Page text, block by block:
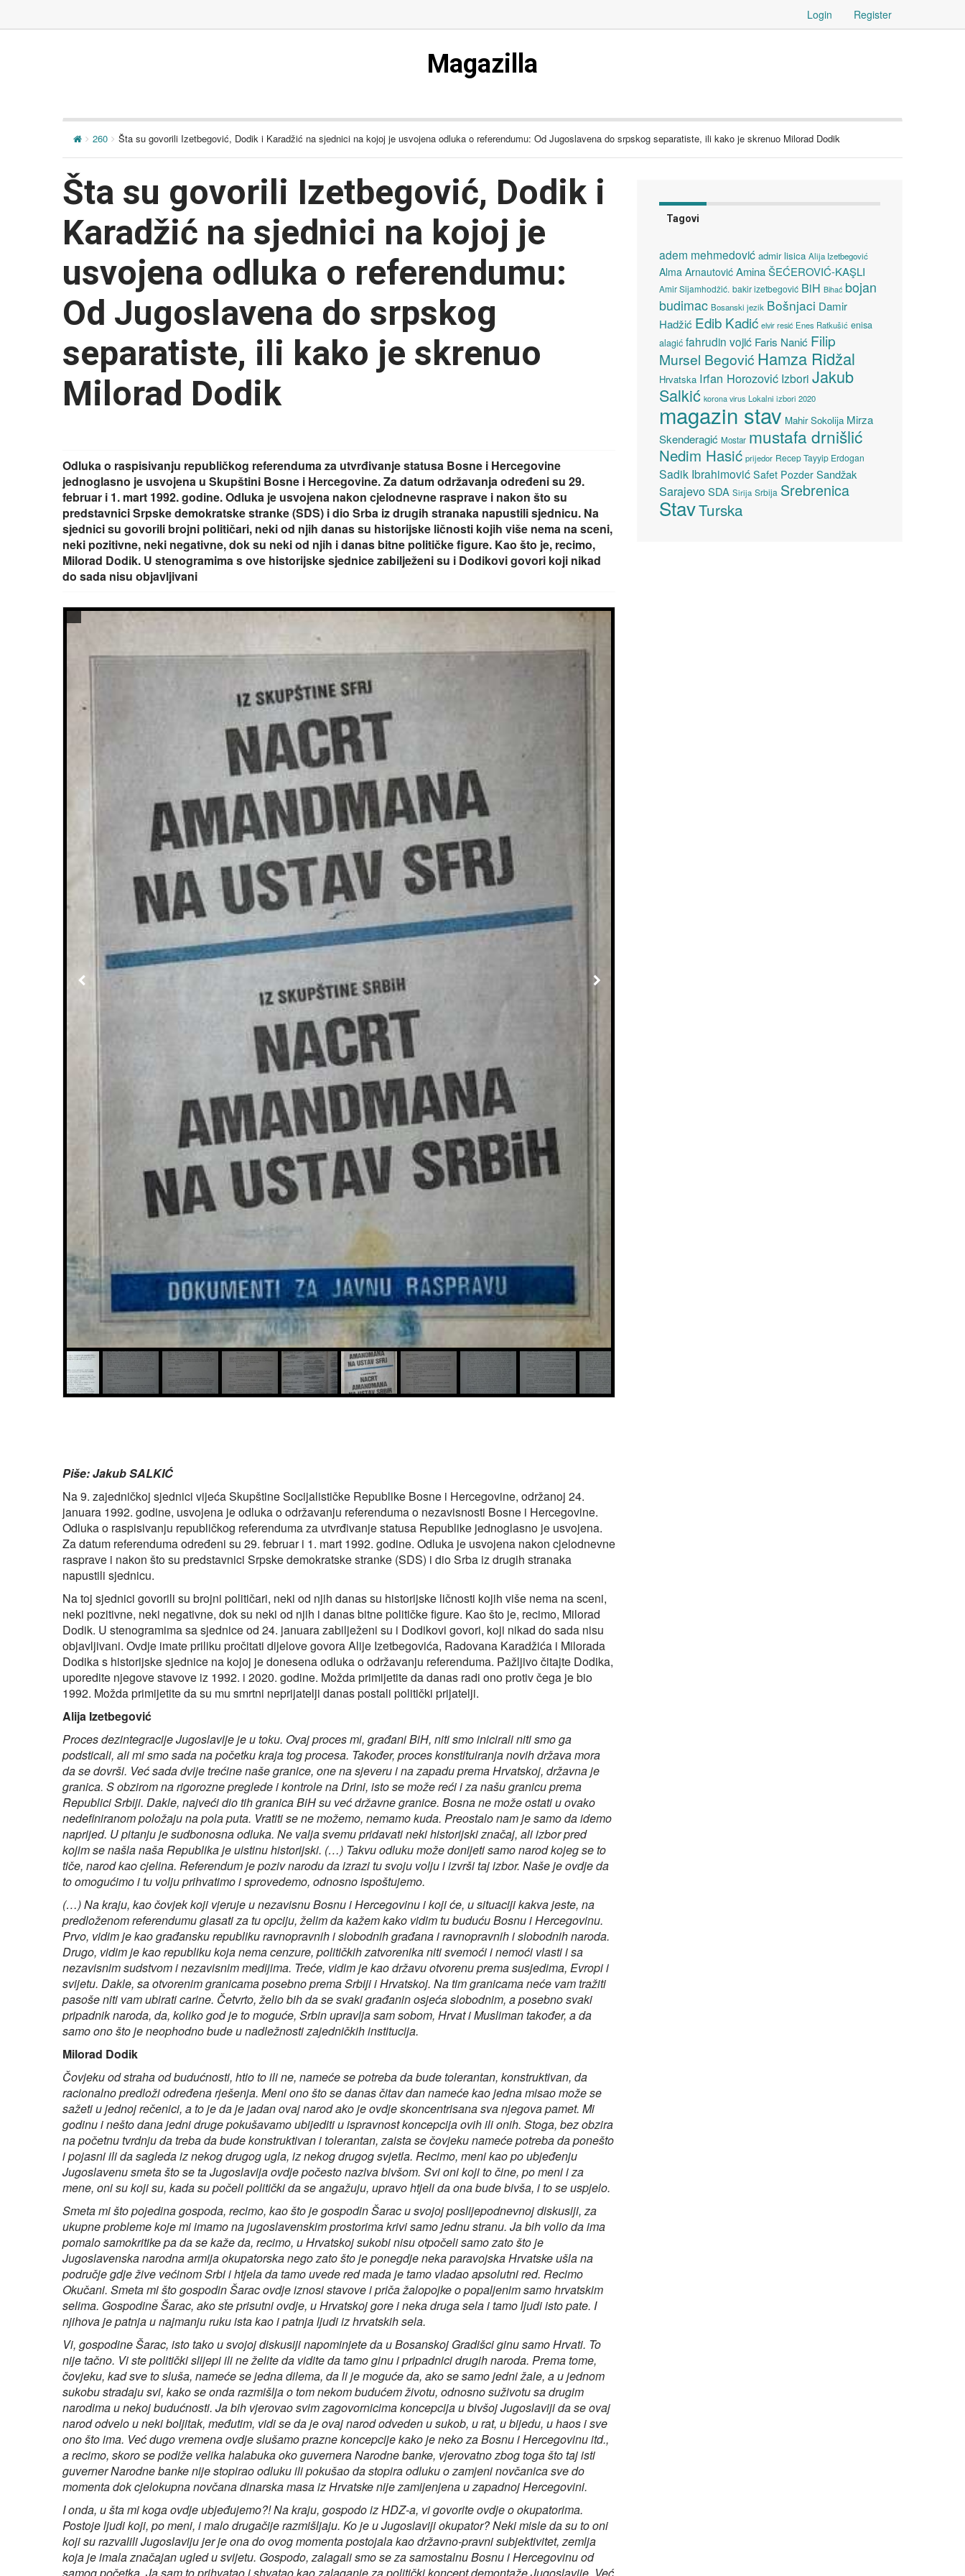
Login Register
Magazilla
260 Šta su govorili Izetbegović, Dodik i Karadžić na sjednici na kojoj je usvojena odluka o referendumu: Od Jugoslavena do srpskog separatiste, ili kako je skrenuo Milorad Dodik
Šta su govorili Izetbegović, Dodik i
Karadžić na sjednici na kojoj je
usvojena odluka o referendumu:
Od Jugoslavena do srpskog
separatiste, ili kako je skrenuo
Milorad Dodik
Odluka o raspisivanju republičkog referenduma za utvrđivanje statusa Bosne i Hercegovine
jednoglasno je usvojena u Skupštini Bosne i Hercegovine. Za datum održavanja određeni su 29.
februar i 1. mart 1992. godine. Odluka je usvojena nakon cjelodnevne rasprave i nakon što su
predstavnici Srpske demokratske stranke (SDS) i dio Srba iz drugih stranaka napustili sjednicu. Na
sjednici su govorili brojni političari, neki od njih danas su historijske ličnosti kojih više nema na sceni,
neki pozitivne, neki negativne, dok su neki od njih i danas bitne političke figure. Kao što je, recimo,
Milorad Dodik. U stenogramima s ove historijske sjednice zabilježeni su i Dodikovi govori koji nikad
do sada nisu objavljivani
Piše: Jakub SALKIĆ
Na 9. zajedničkoj sjednici vijeća Skupštine Socijalističke Republike Bosne i Hercegovine, održanoj 24.
januara 1992. godine, usvojena je odluka o održavanju referenduma o nezavisnosti Bosne i Hercegovine.
Odluka o raspisivanju republičkog referenduma za utvrđivanje statusa Republike jednoglasno je usvojena.
Za datum referenduma određeni su 29. februar i 1. mart 1992. godine. Odluka je usvojena nakon cjelodnevne
rasprave i nakon što su predstavnici Srpske demokratske stranke (SDS) i dio Srba iz drugih stranaka
napustili sjednicu.
Na toj sjednici govorili su brojni političari, neki od njih danas su historijske ličnosti kojih više nema na sceni,
neki pozitivne, neki negativne, dok su neki od njih i danas bitne političke figure. Kao što je, recimo, Milorad
Dodik. U stenogramima sa sjednice od 24. januara zabilježeni su i Dodikovi govori, koji nikad do sada nisu
objavljivani. Ovdje imate priliku pročitati dijelove govora Alije Izetbegovića, Radovana Karadžića i Milorada
Dodika s historijske sjednice na kojoj je donesena odluka o održavanju referenduma. Pažljivo čitajte Dodika,
uporedite njegove stavove iz 1992. i 2020. godine. Možda primijetite da danas radi ono protiv čega je bio
1992. Možda primijetite da su mu smrtni neprijatelji danas postali politički prijatelji.
Alija Izetbegović
Proces dezintegracije Jugoslavije je u toku. Ovaj proces mi, građani BiH, niti smo inicirali niti smo ga
podsticali, ali mi smo sada na početku kraja tog procesa. Također, proces konstituiranja novih država mora
da se dovrši. Već sada dvije trećine naše granice, one na sjeveru i na zapadu prema Hrvatskoj, državna je
granica. S obzirom na rigorozne preglede i kontrole na Drini, isto se može reći i za našu granicu prema
Republici Srbiji. Dakle, najveći dio tih granica BiH su već državne granice. Bosna ne može ostati u ovako
nedefiniranom položaju na pola puta. Vratiti se ne možemo, nemamo kuda. Preostalo nam je samo da idemo
naprijed. U pitanju je sudbonosna odluka. Ne valja svemu pridavati neki historijski značaj, ali izbor pred
kojim se našla naša Republika je uistinu historijski. (…) Takvu odluku može donijeti samo narod kojeg se to
tiče, narod kao cjelina. Referendum je poziv narodu da izrazi tu svoju volju i izvrši taj izbor. Naše je ovdje da
to omogućimo i tu volju prihvatimo i sprovedemo, odnosno ispoštujemo.
(…) Na kraju, kao čovjek koji vjeruje u nezavisnu Bosnu i Hercegovinu i koji će, u situaciji kakva jeste, na
predloženom referendumu glasati za tu opciju, želim da kažem kako vidim tu buduću Bosnu i Hercegovinu.
Prvo, vidim je kao građansku republiku ravnopravnih i slobodnih građana i ravnopravnih i slobodnih naroda.
Drugo, vidim je kao republiku koja nema cenzure, političkih zatvorenika niti svemoći i nemoći vlasti i sa
nezavisnim sudstvom i nezavisnim medijima. Treće, vidim je kao državu otvorenu prema susjedima, Evropi i
svijetu. Dakle, sa otvorenim granicama posebno prema Srbiji i Hrvatskoj. Na tim granicama neće vam tražiti
pasoše niti vam ubirati carine. Četvrto, želio bih da se svaki građanin osjeća slobodnim, a posebno svaki
pripadnik naroda, da, koliko god je to moguće, Srbin upravlja sam sobom, Hrvat i Musliman također, a da
samo ono što je neophodno bude u nadležnosti zajedničkih institucija.
Milorad Dodik
Čovjeku od straha od budućnosti, htio to ili ne, nameće se potreba da bude tolerantan, konstruktivan, da
racionalno predloži određena rješenja. Meni ono što se danas čitav dan nameće kao jedna misao može se
sažeti u jednoj rečenici, a to je da je jadan ovaj narod ako je ovdje skoncentrisana sva njegova pamet. Mi
godinu i nešto dana jedni druge pokušavamo ubijediti u ispravnost koncepcija ovih ili onih. Stoga, bez obzira
na početnu tvrdnju da treba da bude konstruktivan i tolerantan, zaista se čovjeku nameće potreba da ponešto
i pojasni ili da sagleda iz nekog drugog ugla, iz nekog drugog svjetla. Recimo, meni kao po ubjeđenju
Jugoslavenu smeta što se ta Jugoslavija ovdje počesto naziva bivšom. Svi oni koji to čine, po meni i za
mene, oni su koji su, kada su počeli politički da se angažuju, upravo htjeli da ona bude bivša, i to se uspjelo.
Smeta mi što pojedina gospoda, recimo, kao što je gospodin Šarac u svojoj poslijepodnevnoj diskusiji, za
ukupne probleme koje mi imamo na jugoslavenskim prostorima krivi samo jednu stranu. Ja bih volio da ima
pomalo samokritike pa da se kaže da, recimo, u Hrvatskoj sukobi nisu otpočeli samo zato što je
Jugoslavenska narodna armija okupatorska nego zato što je ponegdje neka paravojska Hrvatske ušla na
područje gdje žive većinom Srbi i htjela da tamo uvede red mada je tamo vladao apsolutni red. Recimo
Okučani. Smeta mi što gospodin Šarac ovdje iznosi stavove i priča žalopojke o popaljenim samo hrvatskim
selima. Gospodine Šarac, ako ste prisutni ovdje, u Hrvatskoj gore i neka druga sela i tamo ljudi isto pate. I
njihova je patnja u najmanju ruku ista kao i patnja ljudi iz hrvatskih sela.
Vi, gospodine Šarac, isto tako u svojoj diskusiji napominjete da u Bosanskoj Gradišci ginu samo Hrvati. To
nije tačno. Vi ste politički slijepi ili ne želite da vidite da tamo ginu i pripadnici drugih naroda. Prema tome,
čovjeku, kad sve to sluša, nameće se jedna dilema, da li je moguće da, ako se samo jedni žale, a u jednom
sukobu stradaju svi, kako se onda razmišlja o tom nekom budućem životu, odnosno suživotu sa drugim
narodima u nekoj budućnosti. Ja bih vjerovao svim zagovornicima koncepcija u bivšoj Jugoslaviji da se ovaj
narod odvelo u neki boljitak, međutim, vidi se da je ovaj narod odveden u sukob, u rat, u bijedu, u haos i sve
ono što ima. Već dugo vremena ovdje slušamo prazne koncepcije kako je neko za Bosnu i Hercegovinu itd.,
a recimo, skoro se podiže velika halabuka oko guvernera Narodne banke, vjerovatno zbog toga što taj isti
guverner Narodne banke nije stopirao odluku ili pokušao da stopira odluku o zamjeni novčanica sve do
momenta dok cjelokupna novčana dinarska masa iz Hrvatske nije zamijenjena u zapadnoj Hercegovini.
I onda, u šta mi koga ovdje ubjeđujemo?! Na kraju, gospodo iz HDZ-a, vi govorite ovdje o okupatorima.
Postoje ljudi koji, po meni, i malo drugačije razmišljaju. Ko je u Jugoslaviji okupator? Neki misle da su to oni
koji su razvalili Jugoslaviju jer je ona do ovog momenta postojala kao državno-pravni subjektivitet, zemlja
koja je imala značajan ugled u svijetu. Gospodo, zalagali smo se za samostalnu Bosnu i Hercegovinu od
samog početka. Ja sam to prihvatao i shvatao kao zalaganje za politički koncept demontaže Jugoslavije. Već
Tagovi
adem mehmedović admir lisica Alija Izetbegović
Alma Arnautović Amina ŠEĆEROVIĆ-KAŞLI
Amir Sijamhodžić. bakir izetbegović BiH Bihać bojan
budimac Bosanski jezik Bošnjaci Damir
Hadžić Edib Kadić elvir resić Enes Ratkušić enisa
alagić fahrudin vojić Faris Nanić Filip
Mursel Begović Hamza Ridžal
Hrvatska Irfan Horozović Izbori Jakub
Salkić korona virus Lokalni izbori 2020
magazin stav Mahir Sokolija Mirza
Skenderagić Mostar mustafa drnišlić
Nedim Hasić prijedor Recep Tayyip Erdogan
Sadik Ibrahimović Safet Pozder Sandžak
SarajevoSDA Sirija Srbija Srebrenica
StavTurska